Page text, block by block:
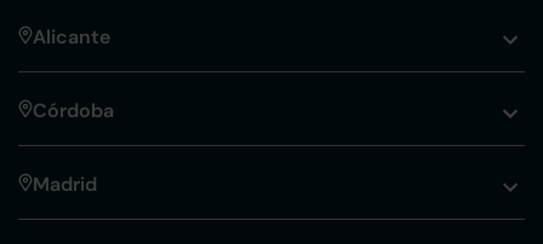
Alicante
Córdoba
Madrid